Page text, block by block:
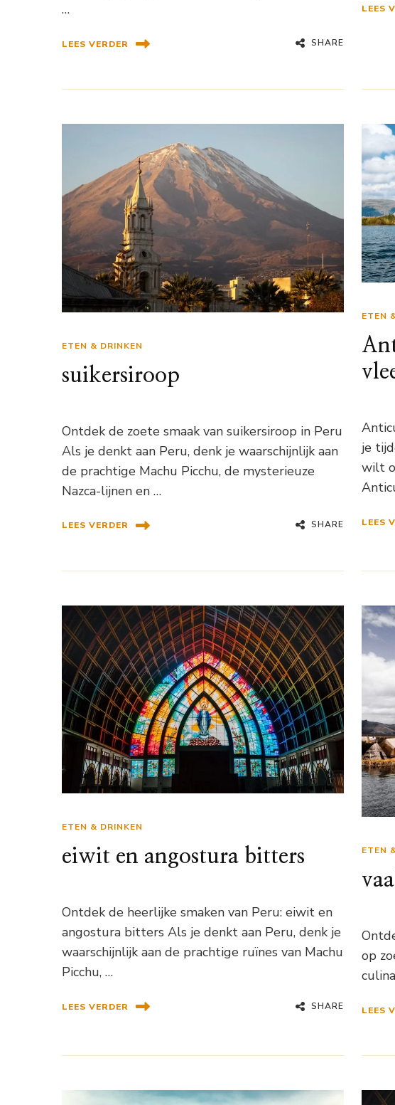
…
LEES VERDER SHARE
LEES
ETEN & DRINKEN
suikersiroop
Ontdek de zoete smaak van suikersiroop in Peru
Als je denkt aan Peru, denk je waarschijnlijk aan
de prachtige Machu Picchu, de mysterieuze
Nazca-lijnen en …
LEES VERDER SHARE
ETEN
je
wilt
LEES
ETEN & DRINKEN
eiwit en angostura bitters
Ontdek de heerlijke smaken van Peru: eiwit en
angostura bitters Als je denkt aan Peru, denk je
waarschijnlijk aan de prachtige ruïnes van Machu
Picchu, …
LEES VERDER SHARE
ETEN
op
LEES